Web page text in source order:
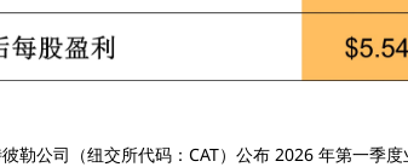
公司（纽交所代码：CAT）公布 2026 年第一季度